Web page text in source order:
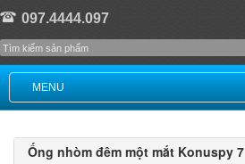
097.4444.097
MENU
Ống nhòm đêm một mắt Konuspy 7